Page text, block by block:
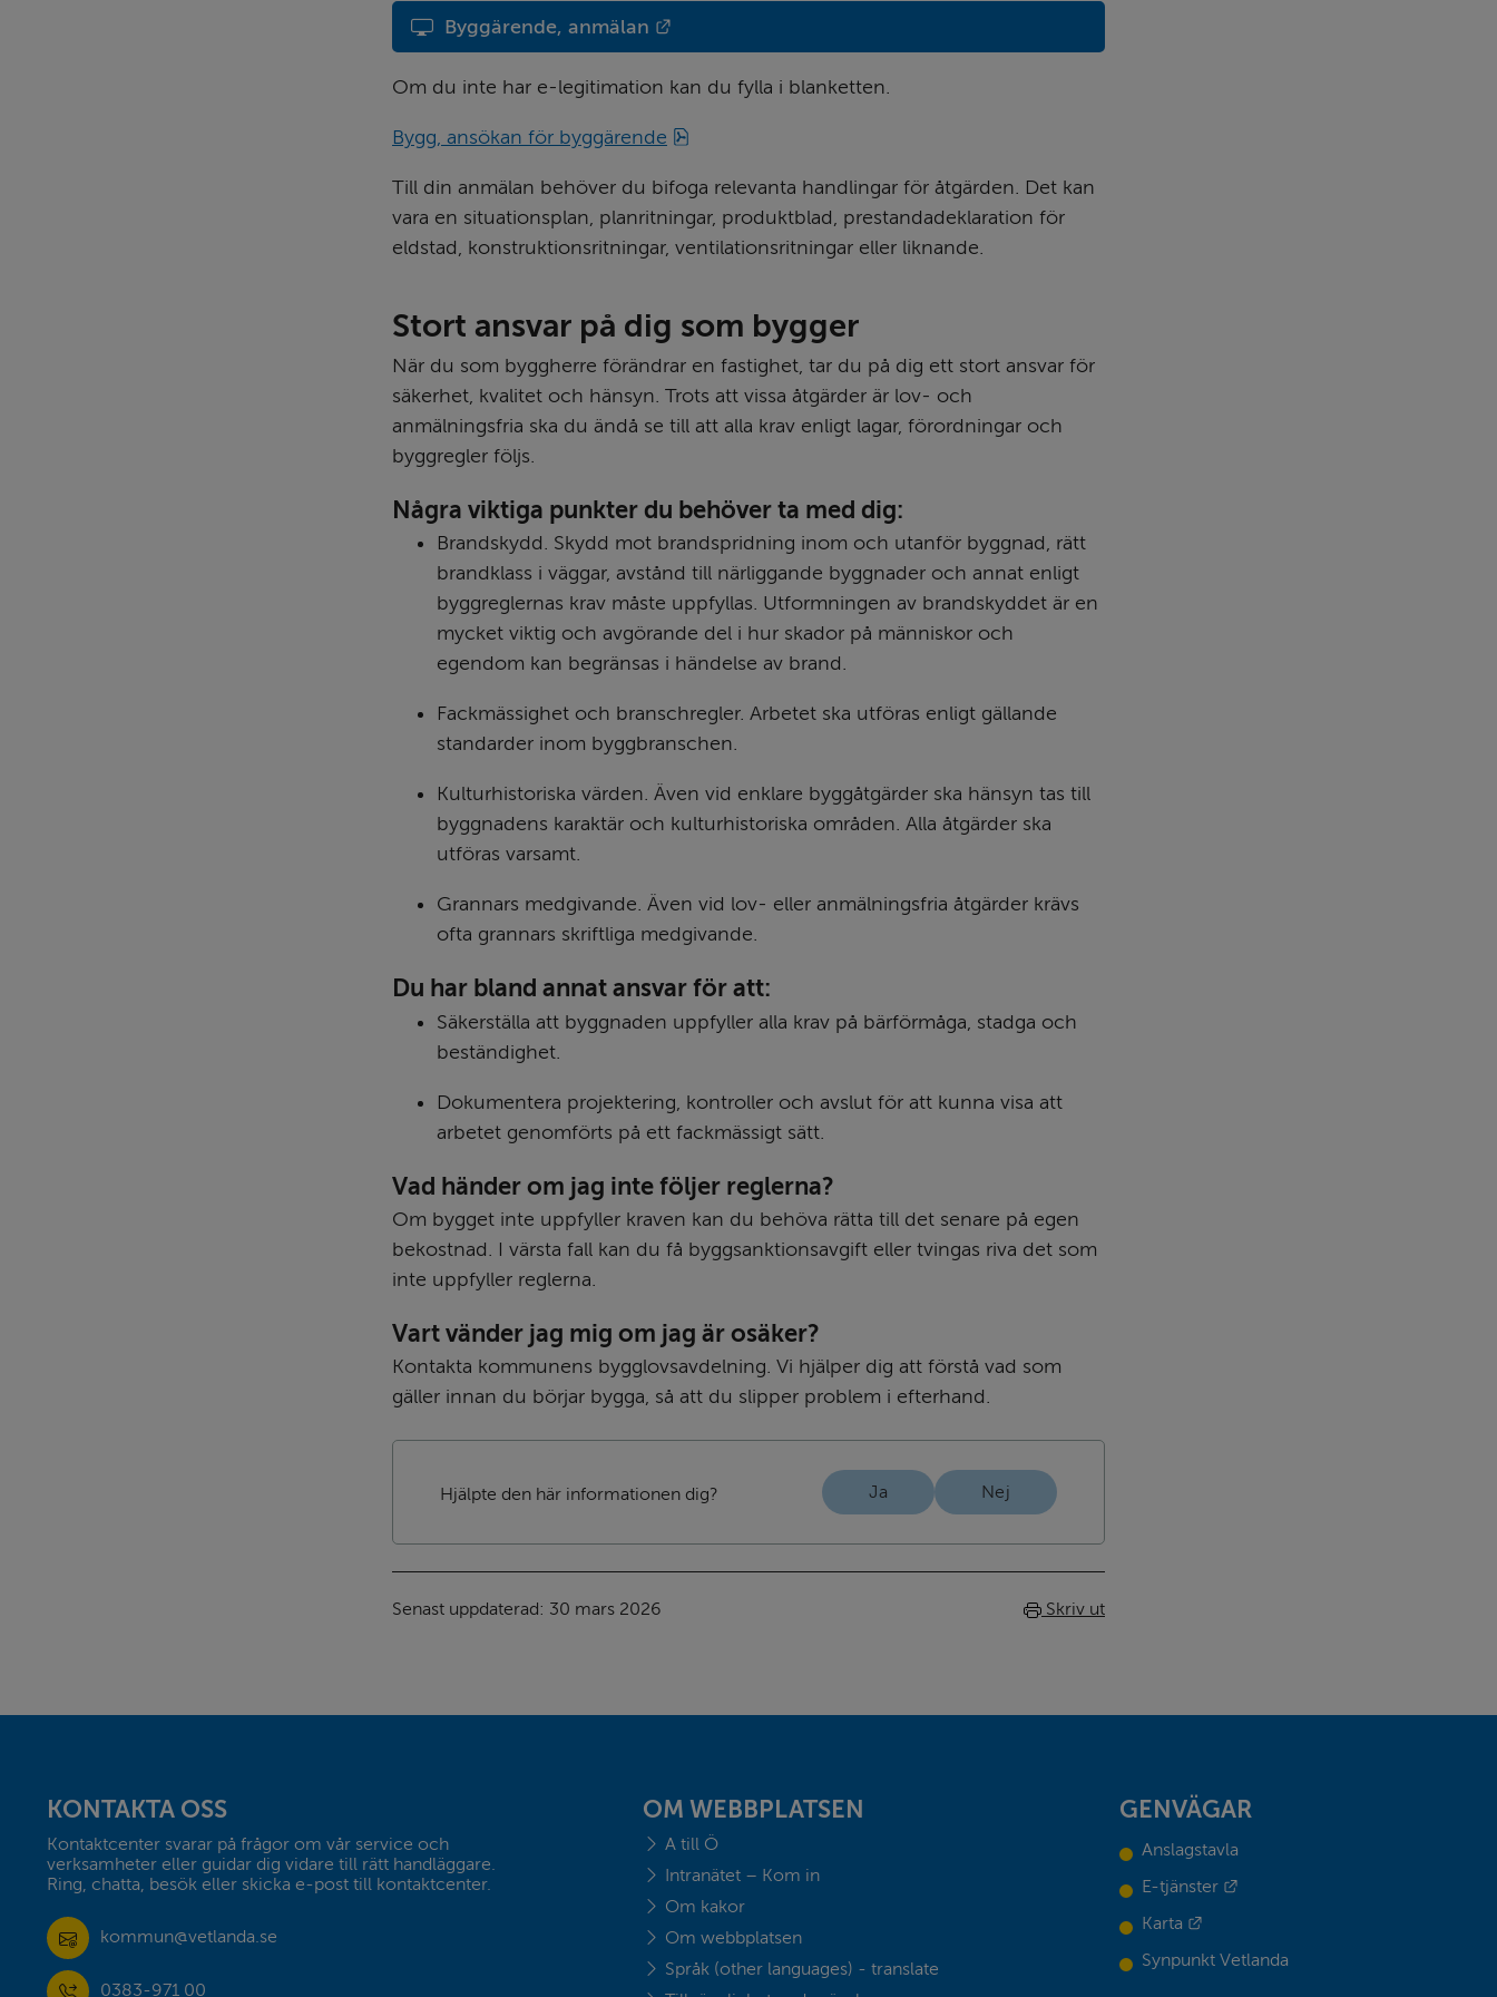
Byggärende, anmälan
Om du inte har e-legitimation kan du fylla i blanketten.
Bygg, ansökan för byggärende
Till din anmälan behöver du bifoga relevanta handlingar för åtgärden. Det kan
vara en situationsplan, planritningar, produktblad, prestandadeklaration för
eldstad, konstruktionsritningar, ventilationsritningar eller liknande.
Stort ansvar på dig som bygger
När du som byggherre förändrar en fastighet, tar du på dig ett stort ansvar för
säkerhet, kvalitet och hänsyn. Trots att vissa åtgärder är lov- och
anmälningsfria ska du ändå se till att alla krav enligt lagar, förordningar och
byggregler följs.
Några viktiga punkter du behöver ta med dig:
Brandskydd. Skydd mot brandspridning inom och utanför byggnad, rätt
brandklass i väggar, avstånd till närliggande byggnader och annat enligt
byggreglernas krav måste uppfyllas. Utformningen av brandskyddet är en
mycket viktig och avgörande del i hur skador på människor och
egendom kan begränsas i händelse av brand.
Fackmässighet och branschregler. Arbetet ska utföras enligt gällande
standarder inom byggbranschen.
Kulturhistoriska värden. Även vid enklare byggåtgärder ska hänsyn tas till
byggnadens karaktär och kulturhistoriska områden. Alla åtgärder ska
utföras varsamt.
Grannars medgivande. Även vid lov- eller anmälningsfria åtgärder krävs
ofta grannars skriftliga medgivande.
Du har bland annat ansvar för att:
Säkerställa att byggnaden uppfyller alla krav på bärförmåga, stadga och
beständighet.
Dokumentera projektering, kontroller och avslut för att kunna visa att
arbetet genomförts på ett fackmässigt sätt.
Vad händer om jag inte följer reglerna?
Om bygget inte uppfyller kraven kan du behöva rätta till det senare på egen
bekostnad. I värsta fall kan du få byggsanktionsavgift eller tvingas riva det som
inte uppfyller reglerna.
Vart vänder jag mig om jag är osäker?
Kontakta kommunens bygglovsavdelning. Vi hjälper dig att förstå vad som
gäller innan du börjar bygga, så att du slipper problem i efterhand.
Hjälpte den här informationen dig? Ja Nej
Senast uppdaterad: 30 mars 2026 Skriv ut
KONTAKTA OSS
Kontaktcenter svarar på frågor om vår service och
verksamheter eller guidar dig vidare till rätt handläggare.
Ring, chatta, besök eller skicka e-post till kontaktcenter.
kommun@vetlanda.se
0383-971 00
OM WEBBPLATSEN
A till Ö
Intranätet – Kom in
Om kakor
Om webbplatsen
Språk (other languages) - translate
GENVÄGAR
Anslagstavla
E-tjänster
Länk till annan webbplats.
Karta
Länk till annan webbplats.
Synpunkt Vetlanda